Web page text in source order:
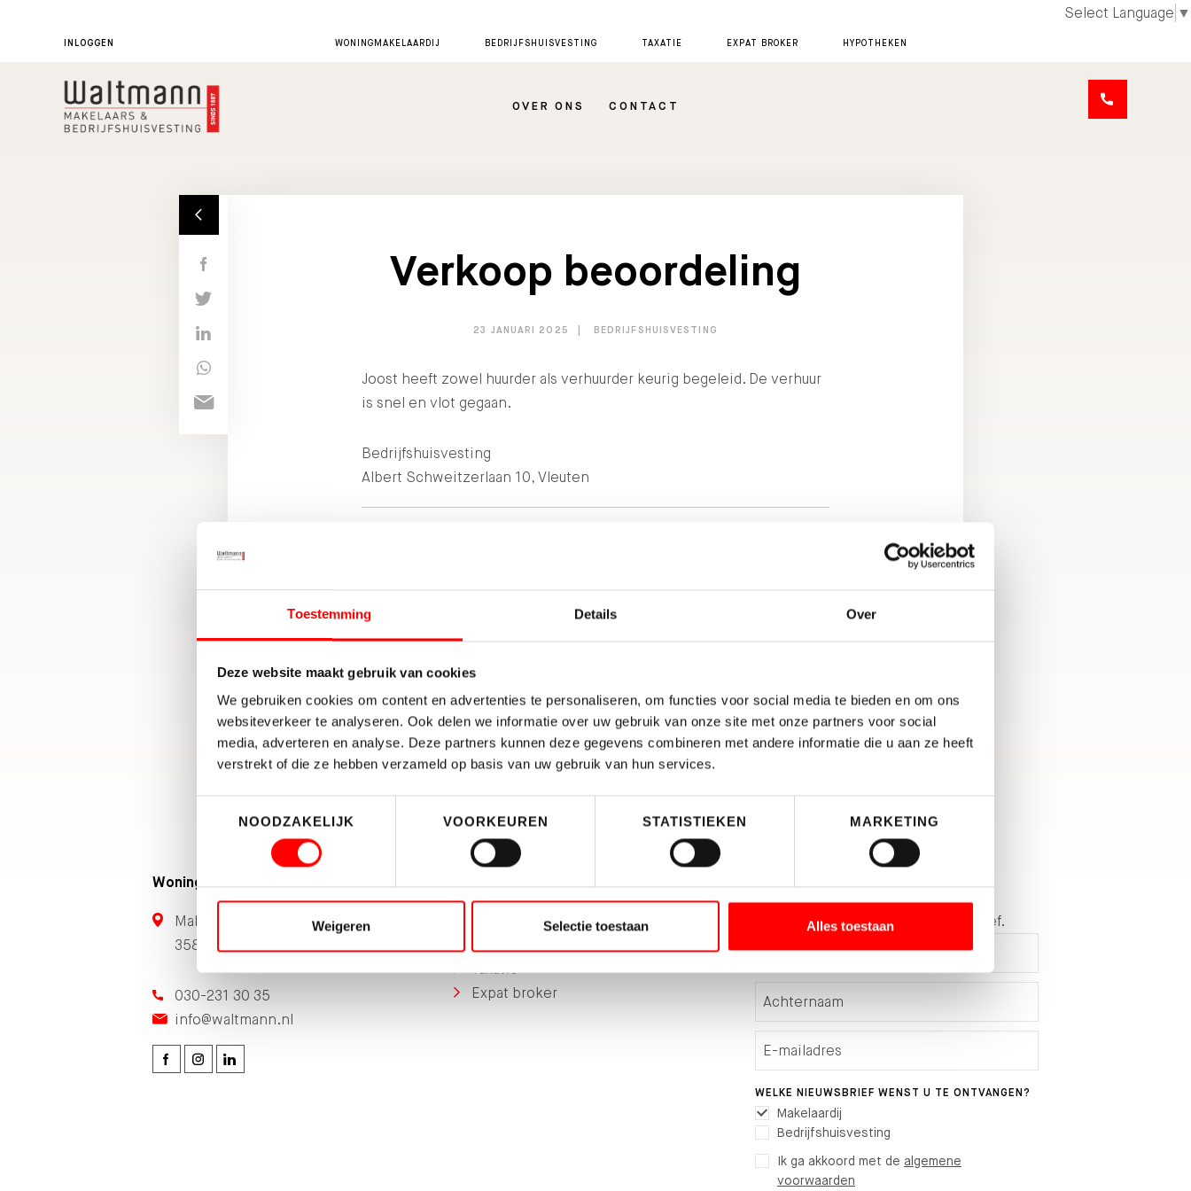
Toestemming Details Over
Deze website maakt gebruik van cookies
We gebruiken cookies om content en advertenties te personaliseren, om functies voor social media te bieden en om ons
websiteverkeer te analyseren. Ook delen we informatie over uw gebruik van onze site met onze partners voor social
media, adverteren en analyse. Deze partners kunnen deze gegevens combineren met andere informatie die u aan ze heeft
verstrekt of die ze hebben verzameld op basis van uw gebruik van hun services.
NOODZAKELIJK
VOORKEUREN STATISTIEKEN MARKETING
Weigeren Selectie toestaan Alles toestaan
Select Language ▼
INLOGGEN WONINGMAKELAARDIJ BEDRIJFSHUISVESTING TAXATIE EXPAT BROKER HYPOTHEKEN
OVER ONS CONTACT
Verkoop beoordeling
23 JANUARI 2025 BEDRIJFSHUISVESTING
Joost heeft zowel huurder als verhuurder keurig begeleid. De verhuur
is snel en vlot gegaan.
Bedrijfshuisvesting
Albert Schweitzerlaan 10, Vleuten
9
MARKTKENNIS
DELEN:
TERUG NAAR OVERZICHT
Woningmakelaardij
Maliebaan 71
3581 CG Utrecht
030-231 30 35
info@waltmann.nl
Afdelingen
Woningmakelaardij
Bedrijfshuisvesting
Taxatie
Expat broker
Blijf op de hoogte
Schrijf je hier in voor de nieuwsbrief.
WELKE NIEUWSBRIEF WENST U TE ONTVANGEN?
Makelaardij
Bedrijfshuisvesting
Ik ga akkoord met de algemene
voorwaarden